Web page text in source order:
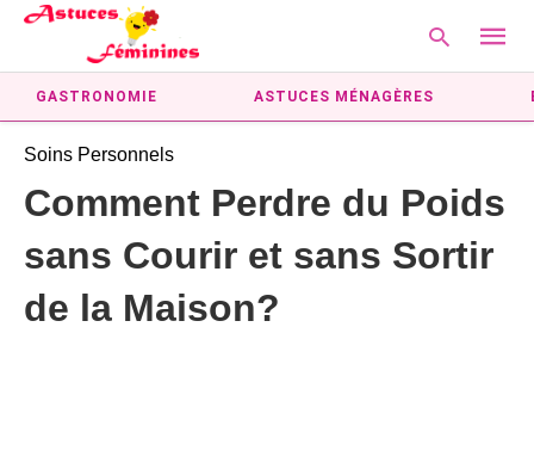
Type
your
query
and
GASTRONOMIE ASTUCES MÉNAGÈRES
Soins Personnels
Comment Perdre du Poids
sans Courir et sans Sortir
de la Maison?